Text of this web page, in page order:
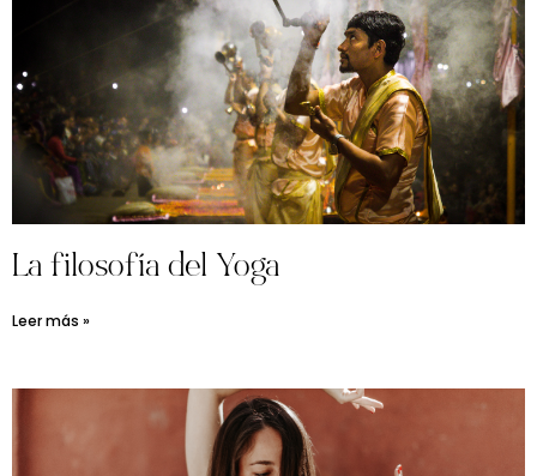
La filosofía del Yoga
Leer más »